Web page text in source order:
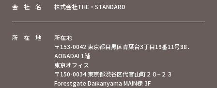
会 社 名 株式会社THE・STANDARD
所 在 地
所在地
〒153-0042 東京都目黒区青葉台3丁目19番11号88．
AOBADAI 1階
東京オフィス
〒150-0034 東京都渋谷区代官山町２０−２３
Forestgate Daikanyama MAIN棟 3F